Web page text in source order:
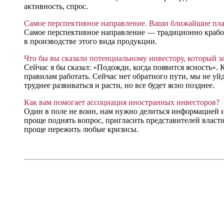
активность, спрос.
Самое перспективное направление. Ваши ближайшие
Самое перспективное направление — традиционно
в производстве этого вида продукции.
Что бы вы сказали потенциальному инвестору, который
Сейчас я бы сказал: «Подожди, когда появится
правилам работать. Сейчас нет обратного пути, мы не
труднее развиваться и расти, но все будет ясно позднее.
Как вам помогает ассоциация иностранных инвесторов?
Один в поле не воин, нам нужно делиться информацией
проще поднять вопрос, пригласить представителей
проще пережить любые кризисы.